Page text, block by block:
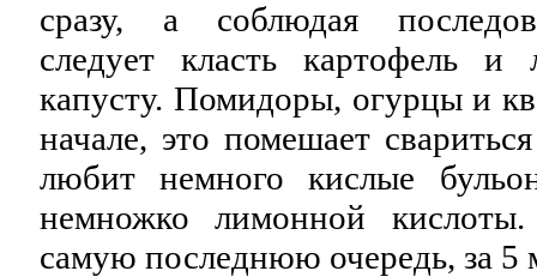
сразу, а соблюдая
следует класть картофель
капусту. Помидоры, огурцы и
начале, это помешает
любит немного кислые
немножко лимонной
самую последнюю очередь, за 5